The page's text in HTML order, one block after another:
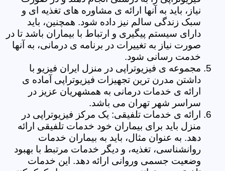
نیاز، باید به آنها ارائه ی مشاوره های تغذیه ای و
سبک زندگی سالم نیز داده شود. همچنین، باید
دارای سیستم پیگیری و ارتباط با بیماران باشد تا در
صورت نیاز به تغییرات در برنامه ی درمانی، به آنها
خدمت رسانی شود.
مجموعه ی فیزیوتراپی در منزل ایران فیزیو با
داشتن مدرن ترین تجهیزات فیزیوتراپی آماده ی
ارائه ی خدمات درمانی به همشهریان عزیز در
سراسر شهر تهران می باشد.
ارائه ی خدمات تلفیقی: یک مرکز فیزیوتراپی در
منزل باید برای بیماران خود خدمات تلفیقی ارائه
دهد. به عنوان مثال، باید به بیماران خدمات
روانشناسی، تغذیه، و دیگر خدمات مرتبط با بهبود
وضعیت جسمی وروانی ارائه دهد. این خدمات